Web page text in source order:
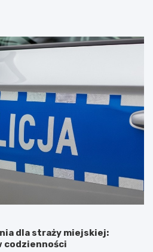
dla straży miejskiej:
codzienności